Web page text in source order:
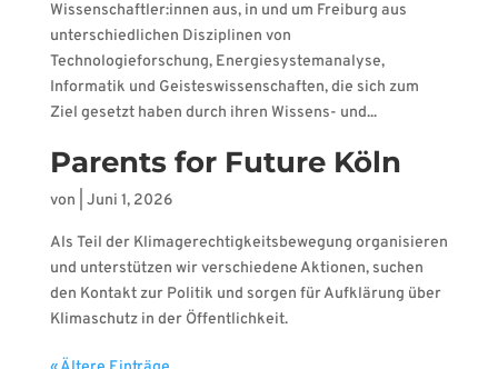
Wissenschaftler:innen aus, in und um Freiburg aus
unterschiedlichen Disziplinen von
Technologieforschung, Energiesystemanalyse,
Informatik und Geisteswissenschaften, die sich zum
Ziel gesetzt haben durch ihren Wissens- und...
Parents for Future Köln
von Juni 1, 2026
Als Teil der Klimagerechtigkeitsbewegung organisieren
und unterstützen wir verschiedene Aktionen, suchen
den Kontakt zur Politik und sorgen für Aufklärung über
Klimaschutz in der Öffentlichkeit.